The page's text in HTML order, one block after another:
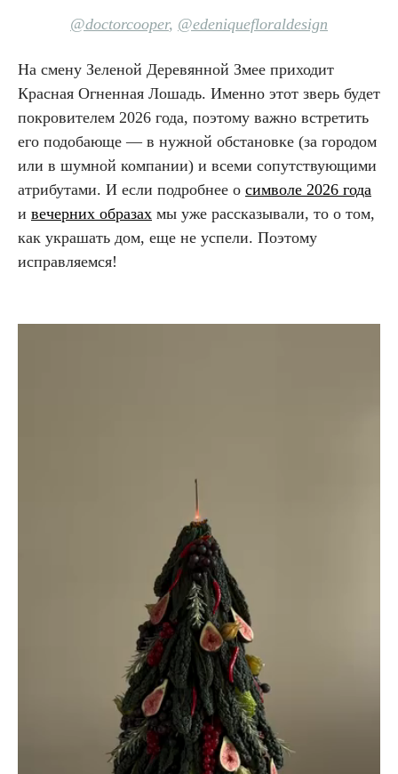
@doctorcooper, @edeniquefloraldesign
На смену Зеленой Деревянной Змее приходит
Красная Огненная Лошадь. Именно этот зверь будет
покровителем 2026 года, поэтому важно встретить
его подобающе — в нужной обстановке (за городом
или в шумной компании) и всеми сопутствующими
атрибутами. И если подробнее о символе 2026 года
и вечерних образах мы уже рассказывали, то о том,
как украшать дом, еще не успели. Поэтому
исправляемся!